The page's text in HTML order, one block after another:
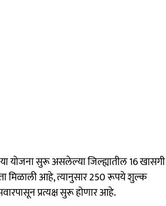
योजना सुरू असलेल्या जिल्ह्यातील 16 खासगी
मिळाली आहे, त्यानुसार 250 रूपये शुल्क
प्रत्यक्ष सुरू होणार आहे.